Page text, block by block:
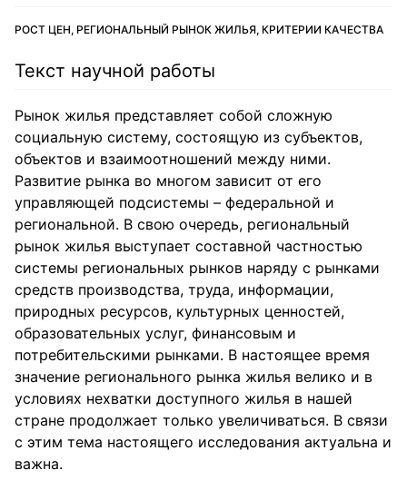
РОСТ ЦЕН, РЕГИОНАЛЬНЫЙ РЫНОК ЖИЛЬЯ, КРИТЕРИИ КАЧЕСТВА
Текст научной работы
Рынок жилья представляет собой сложную
социальную систему, состоящую из субъектов,
объектов и взаимоотношений между ними.
Развитие рынка во многом зависит от его
управляющей подсистемы – федеральной и
региональной. В свою очередь, региональный
рынок жилья выступает составной частностью
системы региональных рынков наряду с рынками
средств производства, труда, информации,
природных ресурсов, культурных ценностей,
образовательных услуг, финансовым и
потребительскими рынками. В настоящее время
значение регионального рынка жилья велико и в
условиях нехватки доступного жилья в нашей
стране продолжает только увеличиваться. В связи
с этим тема настоящего исследования актуальна и
важна.